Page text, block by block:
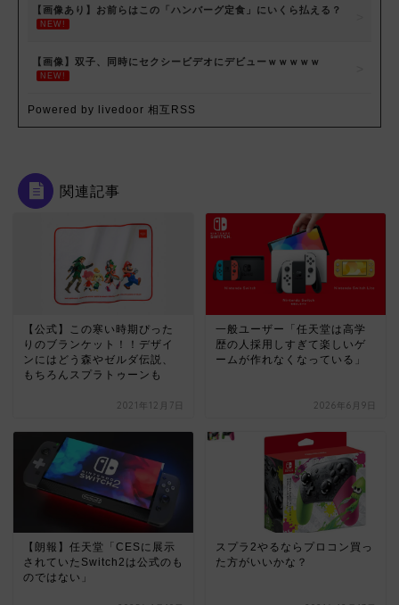
【画像あり】お前らはこの「ハンバーグ定食」にいくら払える？
NEW!
【画像】双子、同時にセクシービデオにデビューｗｗｗｗｗ
NEW!
Powered by livedoor 相互RSS
関連記事
【公式】この寒い時期ぴった
りのブランケット！！デザイ
ンにはどう森やゼルダ伝説、
もちろんスプラトゥーンも
2021年12月7日
一般ユーザー「任天堂は高学
歴の人採用しすぎて楽しいゲ
ームが作れなくなっている」
2026年6月9日
【朗報】任天堂「CESに展示
されていたSwitch2は公式のも
のではない」
スプラ2やるならプロコン買っ
た方がいいかな？